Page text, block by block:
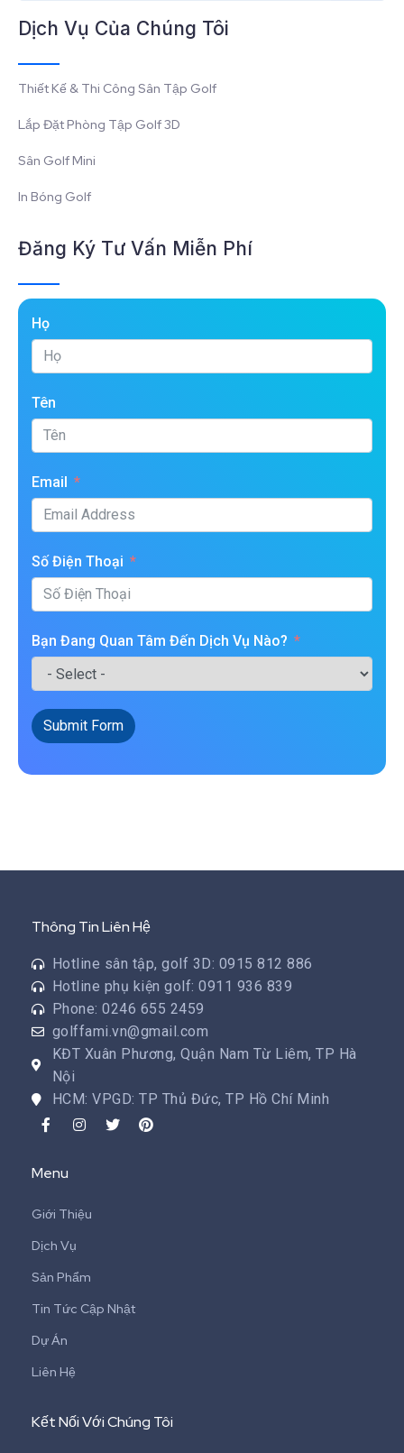
Dịch Vụ Của Chúng Tôi
Thiết Kế & Thi Công Sân Tập Golf
Lắp Đặt Phòng Tập Golf 3D
Sân Golf Mini
In Bóng Golf
Đăng Ký Tư Vấn Miễn Phí
Họ
Tên
Email
Số Điện Thoại
Bạn Đang Quan Tâm Đến Dịch Vụ Nào?
Submit Form
Thông Tin Liên Hệ
Hotline sân tập, golf 3D: 0915 812 886
Hotline phụ kiện golf: 0911 936 839
Phone: 0246 655 2459
golffami.vn@gmail.com
KĐT Xuân Phương, Quận Nam Từ Liêm, TP Hà
Nội
HCM: VPGD: TP Thủ Đức, TP Hồ Chí Minh
Menu
Giới Thiệu
Dịch Vụ
Sản Phẩm
Tin Tức Cập Nhật
Dự Án
Liên Hệ
Kết Nối Với Chúng Tôi